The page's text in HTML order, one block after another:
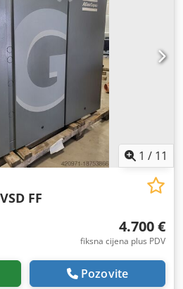
1 / 11
FF
4.700 €
fiksna cijena plus PDV
Pozovite